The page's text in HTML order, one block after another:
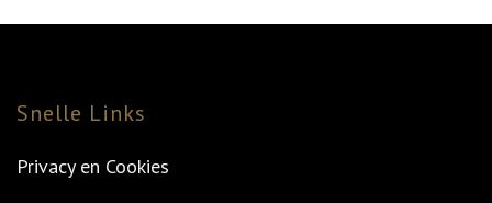
Snelle Links
Privacy en Cookies